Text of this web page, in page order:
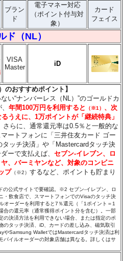
ブラン
ド
電子マネー対応
（ポイント付与対
象）
カード
フェイス
（NL）
VISA
Master
iD
のおすすめポイント】
い“ナンバーレス（NL）”のゴールドカ
、年間100万円を利用すると （※1） 、次
うえに、1万ポイントが「継続特典」
さらに、通常還元率は0.5％と一般的な
ートフォンに「三井住友カード ゴー
ッチ決済」や「Mastercardタッチ決
ーで支払えば、セブン‐イレブン、ロ
、バーミヤンなど、対象のコンビニ
プ （※2）するなど、ポイントも貯まり
公式サイトで要確認。※2 セブン‐イレブン、ロ
・飲食店で、スマートフォンでのVisaのタッチ決
オーダーを利用すると7％還元（「1ポイント＝1
合の還元率（通常獲得ポイント分を含む）。一部
の決済方法を利用できない場合、または指定のポ
のタッチ決済、iD、カードの差し込み、磁気取引
やSamsung WalletではMastercardタッチ決済は利
バイルオーダーの対象店舗は異なる。詳しくはサ